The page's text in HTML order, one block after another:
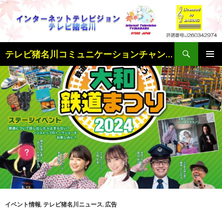
テレビ猪名川コミュニケーションチャンネル
索
メインメ
ニュー
ン
テ
ン
ツ
へ
ス
キ
ッ
プ
イベント情報, テレビ猪名川ニュース, 広告